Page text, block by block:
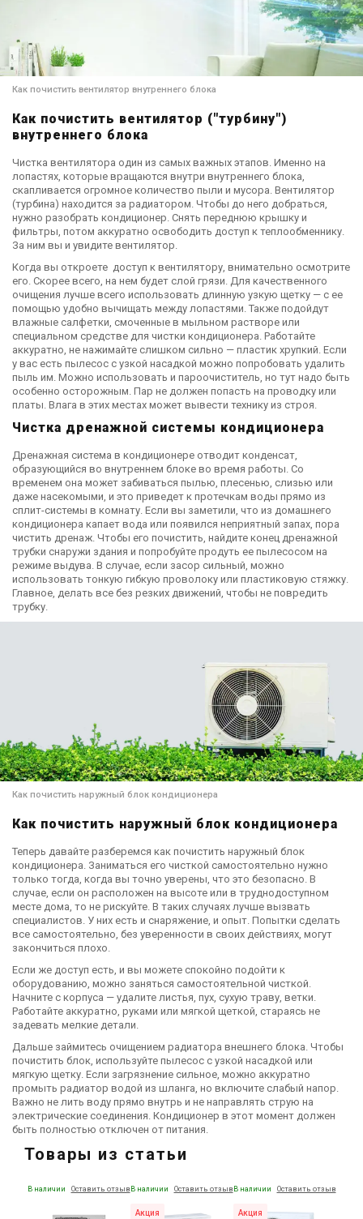
Как почистить вентилятор внутреннего блока
Как почистить вентилятор ("турбину")
внутреннего блока
Чистка вентилятора один из самых важных этапов. Именно на
лопастях, которые вращаются внутри внутреннего блока,
скапливается огромное количество пыли и мусора. Вентилятор
(турбина) находится за радиатором. Чтобы до него добраться,
нужно разобрать кондиционер. Снять переднюю крышку и
фильтры, потом аккуратно освободить доступ к теплообменнику.
За ним вы и увидите вентилятор.
Когда вы откроете доступ к вентилятору, внимательно осмотрите
его. Скорее всего, на нем будет слой грязи. Для качественного
очищения лучше всего использовать длинную узкую щетку — с ее
помощью удобно вычищать между лопастями. Также подойдут
влажные салфетки, смоченные в мыльном растворе или
специальном средстве для чистки кондиционера. Работайте
аккуратно, не нажимайте слишком сильно — пластик хрупкий. Если
у вас есть пылесос с узкой насадкой можно попробовать удалить
пыль им. Можно использовать и пароочиститель, но тут надо быть
особенно осторожным. Пар не должен попасть на проводку или
платы. Влага в этих местах может вывести технику из строя.
Чистка дренажной системы кондиционера
Дренажная система в кондиционере отводит конденсат,
образующийся во внутреннем блоке во время работы. Со
временем она может забиваться пылью, плесенью, слизью или
даже насекомыми, и это приведет к протечкам воды прямо из
сплит-системы в комнату. Если вы заметили, что из домашнего
кондиционера капает вода или появился неприятный запах, пора
чистить дренаж. Чтобы его почистить, найдите конец дренажной
трубки снаружи здания и попробуйте продуть ее пылесосом на
режиме выдува. В случае, если засор сильный, можно
использовать тонкую гибкую проволоку или пластиковую стяжку.
Главное, делать все без резких движений, чтобы не повредить
трубку.
Как почистить наружный блок кондиционера
Как почистить наружный блок кондиционера
Теперь давайте разберемся как почистить наружный блок
кондиционера. Заниматься его чисткой самостоятельно нужно
только тогда, когда вы точно уверены, что это безопасно. В
случае, если он расположен на высоте или в труднодоступном
месте дома, то не рискуйте. В таких случаях лучше вызвать
специалистов. У них есть и снаряжение, и опыт. Попытки сделать
все самостоятельно, без уверенности в своих действиях, могут
закончиться плохо.
Если же доступ есть, и вы можете спокойно подойти к
оборудованию, можно заняться самостоятельной чисткой.
Начните с корпуса — удалите листья, пух, сухую траву, ветки.
Работайте аккуратно, руками или мягкой щеткой, стараясь не
задевать мелкие детали.
Дальше займитесь очищением радиатора внешнего блока. Чтобы
почистить блок, используйте пылесос с узкой насадкой или
мягкую щетку. Если загрязнение сильное, можно аккуратно
промыть радиатор водой из шланга, но включите слабый напор.
Важно не лить воду прямо внутрь и не направлять струю на
электрические соединения. Кондиционер в этот момент должен
быть полностью отключен от питания.
Товары из статьи
В наличии Оставить отзыв В наличии Оставить отзыв
Акция
В наличии Оставить отзыв
Акция